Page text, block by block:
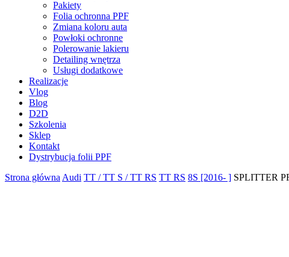
Pakiety
Folia ochronna PPF
Zmiana koloru auta
Powłoki ochronne
Polerowanie lakieru
Detailing wnętrza
Usługi dodatkowe
Realizacje
Vlog
Blog
D2D
Szkolenia
Sklep
Kontakt
Dystrybucja folii PPF
Strona główna Audi TT / TT S / TT RS TT RS 8S [2016- ] SPLITTER